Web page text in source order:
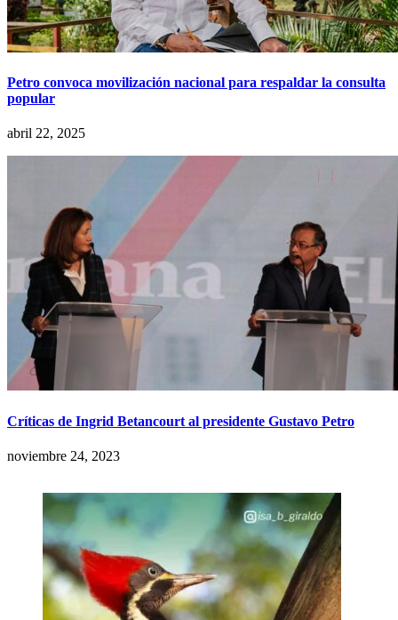
Petro convoca movilización nacional para respaldar la consulta
popular
abril 22, 2025
Críticas de Ingrid Betancourt al presidente Gustavo Petro
noviembre 24, 2023